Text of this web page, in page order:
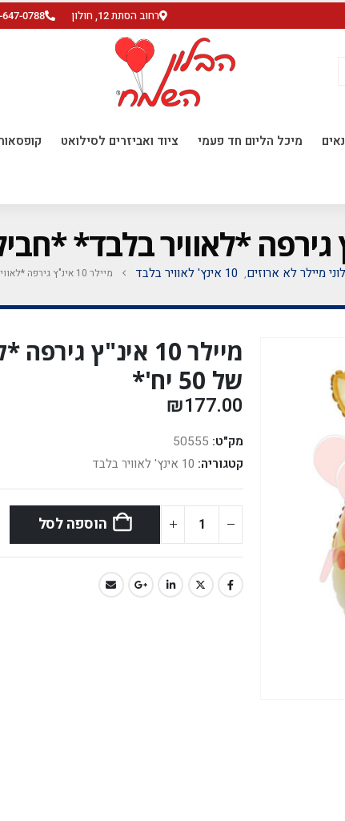
רחוב הסתת 12, חולון 647-0788
מיכל הליום חד פעמי ציוד ואביזרים לסילואט
מיילר לא ארוזים, 10 אינץ' לאוויר בלבד מיילר 10 אינ"ץ גירפה *לאוויר בלבד* *חבילה של 50 יח'*
מיילר 10 אינ"ץ
של 50 יח'*
₪177.00
מק"ט: 50555
קטגוריה: 10 אינץ' לאוויר בלבד
הוספה לסל